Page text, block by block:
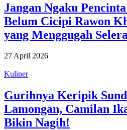
Jangan Ngaku
Belum Cicipi Rawon
yang Menggugah
27 April 2026
Kuliner
Gurihnya Keripik
Lamongan, Camilan
Bikin Nagih!